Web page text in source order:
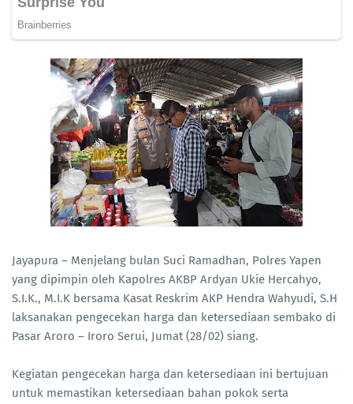
Jayapura – Menjelang bulan Suci Ramadhan, Polres Yapen
yang dipimpin oleh Kapolres AKBP Ardyan Ukie Hercahyo,
S.I.K., M.I.K bersama Kasat Reskrim AKP Hendra Wahyudi, S.H
laksanakan pengecekan harga dan ketersediaan sembako di
Pasar Aroro – Iroro Serui, Jumat (28/02) siang.
Kegiatan pengecekan harga dan ketersediaan ini bertujuan
untuk memastikan ketersediaan bahan pokok serta